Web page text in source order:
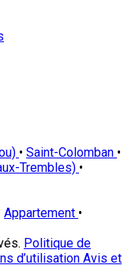
• Saint-Colomban •
Trembles) •
Appartement •
Politique de
d’utilisation Avis et